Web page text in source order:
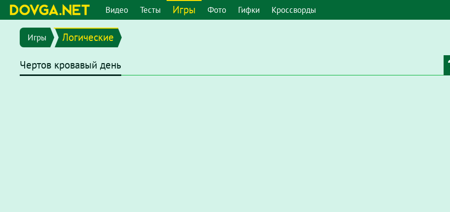
Видео Тесты Игры Фото Гифки Кроссворды
Игры Логические
Чертов кровавый день